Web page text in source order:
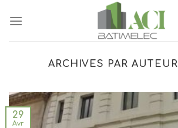
au
ARCHIVES PAR AUTEUR
29
Avr